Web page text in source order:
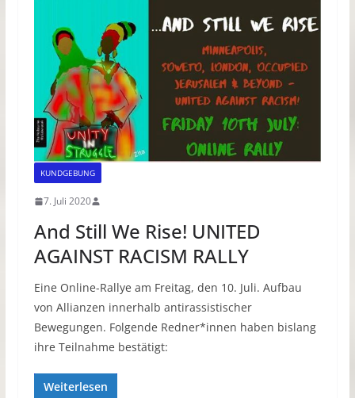
KUNDGEBUNG
7. Juli 2020
And Still We Rise! UNITED
AGAINST RACISM RALLY
Eine Online-Rallye am Freitag, den 10. Juli. Aufbau
von Allianzen innerhalb antirassistischer
Bewegungen. Folgende Redner*innen haben bislang
ihre Teilnahme bestätigt:
Weiterlesen